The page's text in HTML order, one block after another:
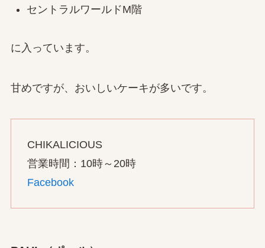
セントラルワールドM階
に入っています。
甘めですが、おいしいケーキが多いです。
CHIKALICIOUS
営業時間：10時～20時
Facebook